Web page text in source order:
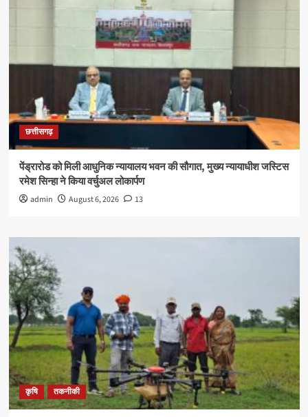
छत्तीसगढ़
पेंड्रारोड को मिली आधुनिक न्यायालय भवन की सौगात, मुख्य न्यायाधीश जस्टिस
रमेश सिन्हा ने किया वर्चुअल लोकार्पण
admin August 6, 2026 13
कृषि तकनीकी